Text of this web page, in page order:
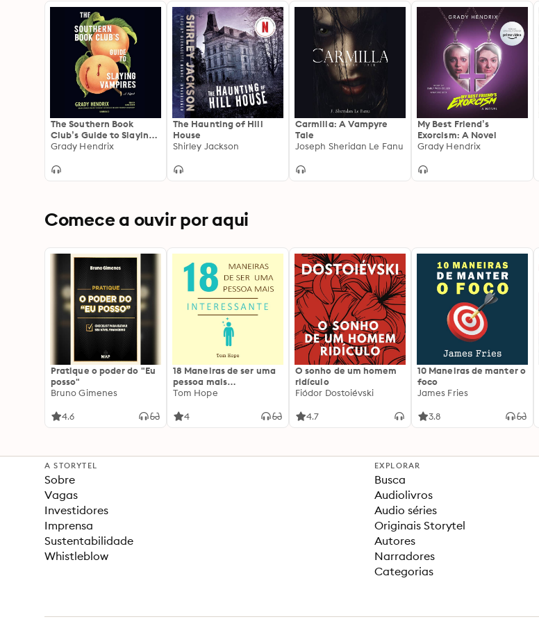
The Southern Book
Club’s Guide to Slaying
Vampires
Grady Hendrix
The Haunting of Hill
House
Shirley Jackson
Carmilla: A Vampyre
Tale
Joseph Sheridan Le Fanu
My Best Friend’s
Exorcism: A Novel
Grady Hendrix
Comece a ouvir por aqui
Pratique o poder do "Eu
posso"
Bruno Gimenes
4.6
18 Maneiras de ser uma
pessoa mais
interessante
Tom Hope
4
O sonho de um homem
ridículo
Fiódor Dostoiévski
4.7
10 Maneiras de manter o
foco
James Fries
3.8
A STORYTEL
Sobre
Vagas
Investidores
Imprensa
Sustentabilidade
Whistleblow
EXPLORAR
Busca
Audiolivros
Audio séries
Originais Storytel
Autores
Narradores
Categorias